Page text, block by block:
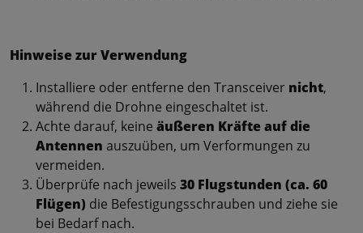
Hinweise zur Verwendung
Installiere oder entferne den Transceiver nicht,
während die Drohne eingeschaltet ist.
Achte darauf, keine äußeren Kräfte auf die
Antennen auszuüben, um Verformungen zu
vermeiden.
Überprüfe nach jeweils 30 Flugstunden (ca. 60
Flügen) die Befestigungsschrauben und ziehe sie
bei Bedarf nach.